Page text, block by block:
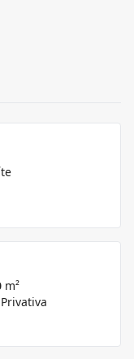
m²